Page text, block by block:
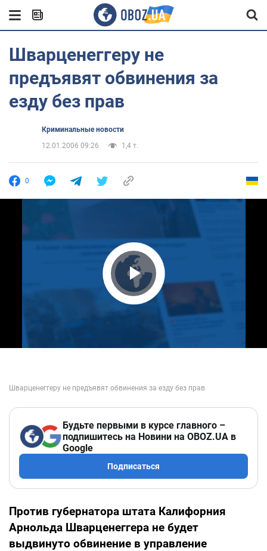
Шварценеггеру не
предъявят обвинения за
езду без прав
Криминальные новости
12.01.2006 09:26
1,4 т.
0
Play Video
Будьте первыми в курсе главного –
подпишитесь на Новини на OBOZ.UA в
Google
Подписаться
Против губернатора штата Калифорния
Арнольда Шварценеггера не будет
выдвинуто обвинение в управление